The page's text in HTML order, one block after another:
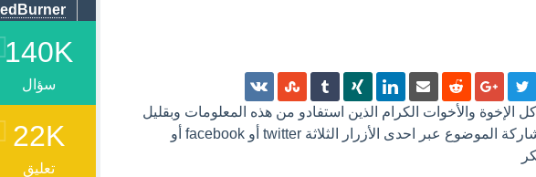
كل الإخوة والأخوات الكرام الذين استفادو من هذه المعلومات وبقليل
من الجهد ترك تعليق أو مشاركة الموضوع عبر احدى الأزرار الثلاثة twitter أو facebook أو
140K
سؤال
22K
تعليق